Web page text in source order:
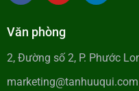
Văn phòng
2, Đường số 2, P. Phước
marketing@tanhuuqui.com